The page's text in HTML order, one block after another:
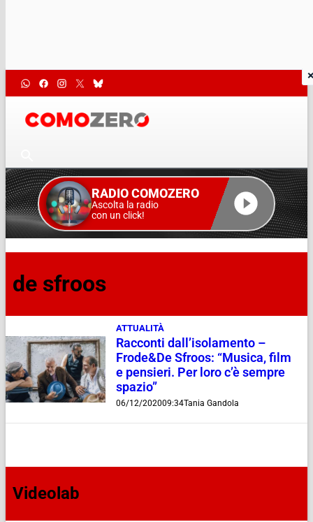
RADIO COMOZERO
Ascolta la radio
con un click!
de sfroos
ATTUALITÀ
Racconti dall’isolamento –
Frode&De Sfroos: “Musica, film
e pensieri. Per loro c’è sempre
spazio”
06/12/202009:34Tania Gandola
Videolab